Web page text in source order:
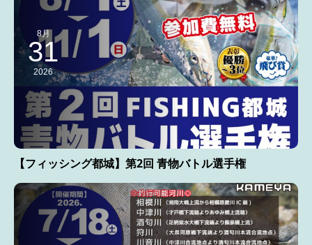
8月
31
2026
【フィッシング都城】第2回 青物バトル選手権